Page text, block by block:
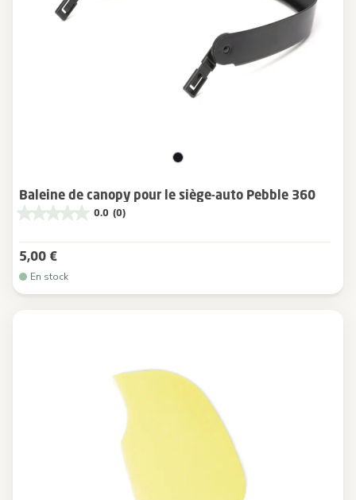
Baleine de canopy pour le siège-auto Pebble 360
0.0 (0)
5,00 €
En stock